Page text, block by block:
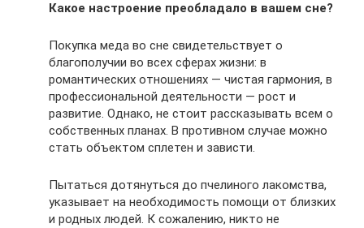
Какое настроение преобладало в вашем сне?
Покупка меда во сне свидетельствует о
благополучии во всех сферах жизни: в
романтических отношениях — чистая гармония, в
профессиональной деятельности — рост и
развитие. Однако, не стоит рассказывать всем о
собственных планах. В противном случае можно
стать объектом сплетен и зависти.
Пытаться дотянуться до пчелиного лакомства,
указывает на необходимость помощи от близких
и родных людей. К сожалению, никто не